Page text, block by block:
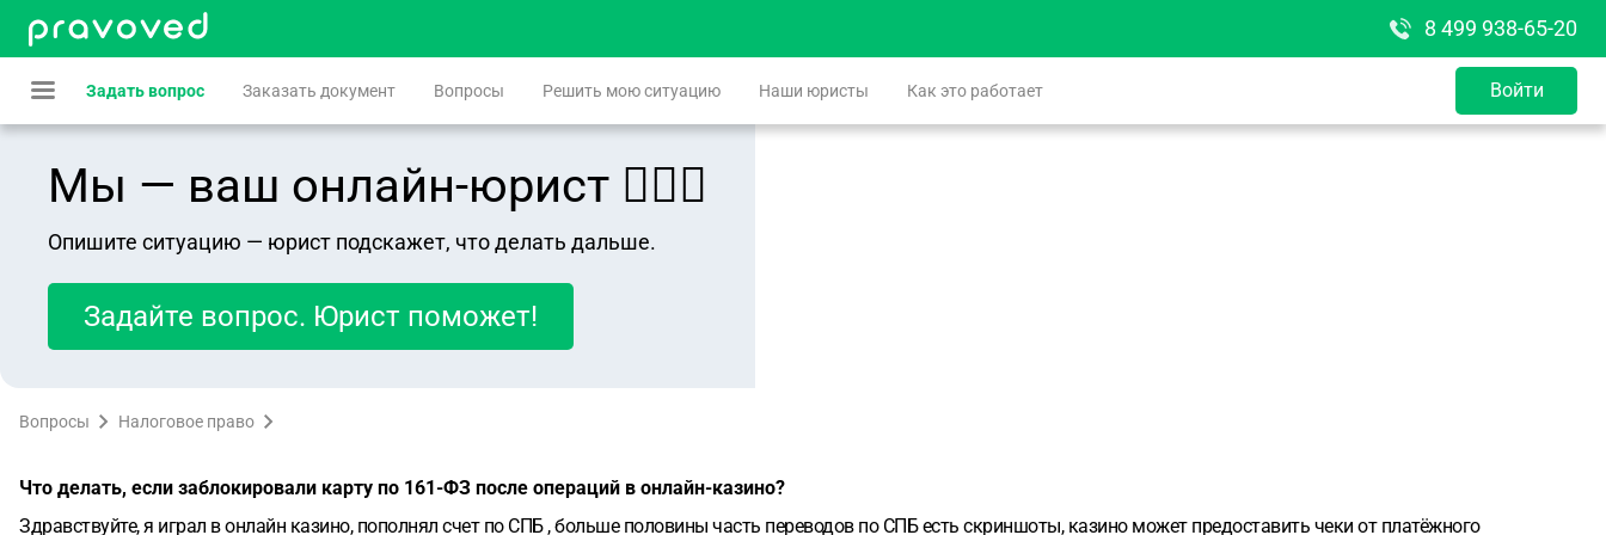
8 499 938-65-20
Задать вопрос Заказать документ Вопросы Решить мою ситуацию Наши юристы Как это работает Войти
Мы — ваш онлайн-юрист 👨🏻‍⚖️
Опишите ситуацию — юрист подскажет, что делать дальше.
Задайте вопрос. Юрист поможет!
Вопросы Налоговое право
Что делать, если заблокировали карту по 161-ФЗ после операций в онлайн-казино?
Здравствуйте, я играл в онлайн казино, пополнял счет по СПБ , больше половины часть переводов по СПБ есть скриншоты, казино может предоставить чеки от платёжного